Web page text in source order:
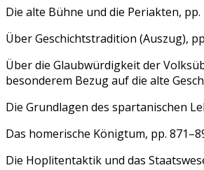
Die alte Bühne und die Periakten, pp.
Über Geschichtstradition (Auszug),
Über die Glaubwürdigkeit der
besonderem Bezug auf die alte
Die Grundlagen des spartanischen
Das homerische Königtum, pp.
Die Hoplitentaktik und das